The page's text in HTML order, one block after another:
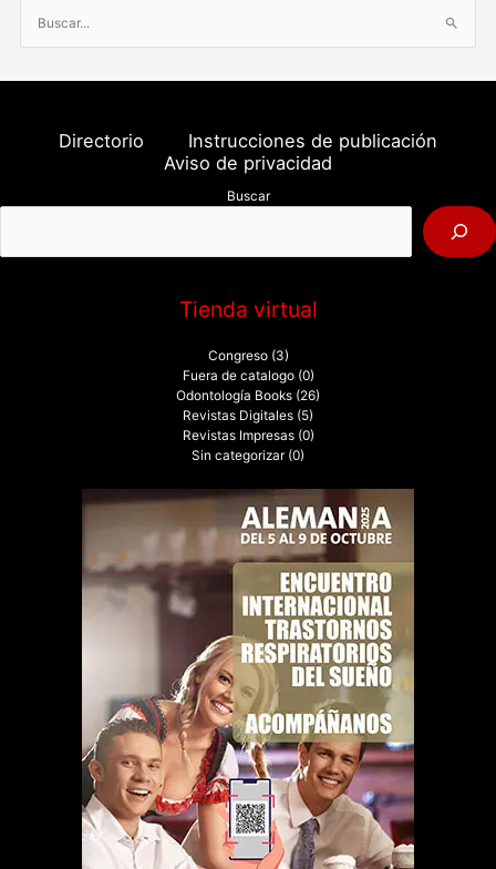
u
s
o
:
Directorio
Instrucciones de publicación
Aviso de privacidad
Buscar
Tienda virtual
Congreso (3)
Fuera de catalogo (0)
Odontología Books (26)
Revistas Digitales (5)
Revistas Impresas (0)
Sin categorizar (0)